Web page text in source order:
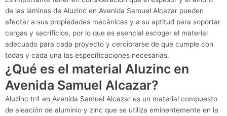
de las láminas de Aluzinc en Avenida Samuel Alcazar pueden
afectar a sus propiedades mecánicas y a su aptitud para soportar
cargas y sacrificios, por lo que es esencial escoger el material
adecuado para cada proyecto y cerciorarse de que cumple con
todas y cada una las especificaciones necesarias.
¿Qué es el material Aluzinc en
Avenida Samuel Alcazar?
Aluzinc tr4 en Avenida Samuel Alcazar es un material compuesto
de aleación de aluminio y zinc que se utiliza eminentemente en la